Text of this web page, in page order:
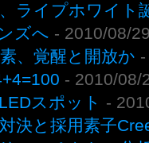
ライプホワイト
ズへ - 2010/08/
、覚醒と開放か
- 2010/08/
スポット -
決と採用素子